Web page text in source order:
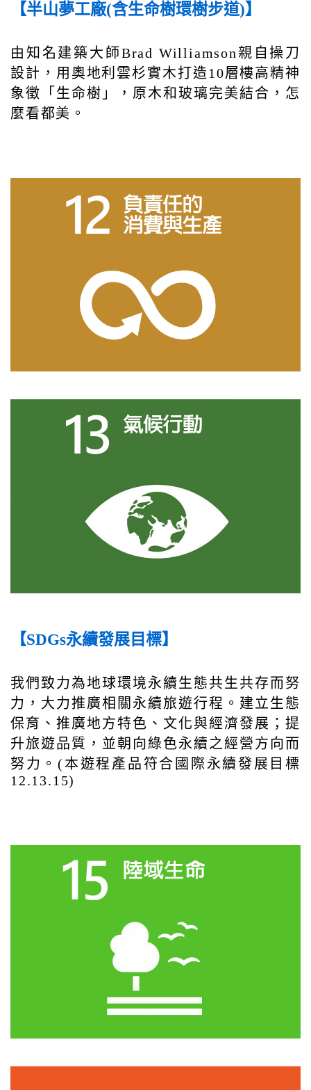
【半山夢工廠(含生命樹環樹步道)】
由知名建築大師Brad Williamson親自操刀
設計，用奧地利雲杉實木打造10層樓高精神
象徵「生命樹」，原木和玻璃完美結合，怎
麼看都美。
【SDGs永續發展目標】
我們致力為地球環境永續生態共生共存而努
力，大力推廣相關永續旅遊行程。建立生態
保育、推廣地方特色、文化與經濟發展；提
升旅遊品質，並朝向綠色永續之經營方向而
努力。(本遊程產品符合國際永續發展目標
12.13.15)